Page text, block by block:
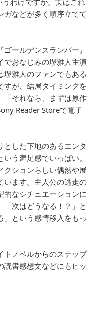
ガなどが多く順序立てて
ールデンスランバー』
でおなじみの堺雅人主演
堺雅人のファンでもある
すが、結局タイミングを
「それなら、まずは原作
Reader Storeで電子
した下地のあるエンタ
う満足感でいっぱい。
クションらしい偶然や展
います。主人公の逃走の
的なシチュエーションに
「次はどうなる！？」と
」という感情移入をもっ
ノベルからのステップ
読書感想文などにもピッ